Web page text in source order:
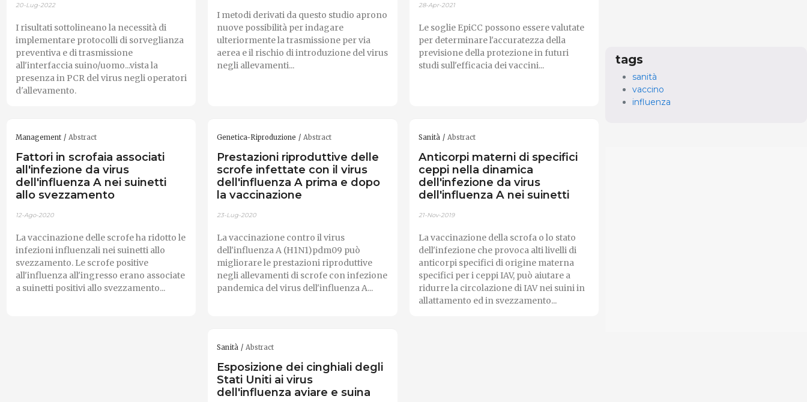
20-Lug-2022
I risultati sottolineano la necessità di
implementare protocolli di sorveglianza
preventiva e di trasmissione
all'interfaccia suino/uomo...vista la
presenza in PCR del virus negli operatori
d'allevamento.
I metodi derivati ​​da questo studio aprono
nuove possibilità per indagare
ulteriormente la trasmissione per via
aerea e il rischio di introduzione del virus
negli allevamenti...
28-Apr-2021
Le soglie EpiCC possono essere valutate
per determinare l'accuratezza della
previsione della protezione in futuri
studi sull'efficacia dei vaccini...
Management Abstract
Fattori in scrofaia associati
all'infezione da virus
dell'influenza A nei suinetti
allo svezzamento
12-Ago-2020
La vaccinazione delle scrofe ha ridotto le
infezioni influenzali nei suinetti allo
svezzamento. Le scrofe positive
all'influenza all'ingresso erano associate
a suinetti positivi allo svezzamento...
Genetica-Riproduzione Abstract
Prestazioni riproduttive delle
scrofe infettate con il virus
dell'influenza A prima e dopo
la vaccinazione
23-Lug-2020
La vaccinazione contro il virus
dell'influenza A (H1N1)pdm09 può
migliorare le prestazioni riproduttive
negli allevamenti di scrofe con infezione
pandemica del virus dell'influenza A...
Sanità Abstract
Anticorpi materni di specifici
ceppi nella dinamica
dell'infezione da virus
dell'influenza A nei suinetti
21-Nov-2019
La vaccinazione della scrofa o lo stato
dell'infezione che provoca alti livelli di
anticorpi specifici di origine materna
specifici per i ceppi IAV, può aiutare a
ridurre la circolazione di IAV nei suini in
allattamento ed in svezzamento...
Sanità Abstract
Esposizione dei cinghiali degli
Stati Uniti ai virus
dell'influenza aviare e suina
tags
sanità
vaccino
influenza